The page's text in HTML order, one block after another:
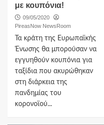
με κουπόνια!
09/05/2020
PireasNow NewsRoom
Τα κράτη της Ευρωπαϊκής
Ένωσης θα μπορούσαν να
εγγυηθούν κουπόνια για
ταξίδια που ακυρώθηκαν
στη διάρκεια της
πανδημίας του
κορονοϊού...